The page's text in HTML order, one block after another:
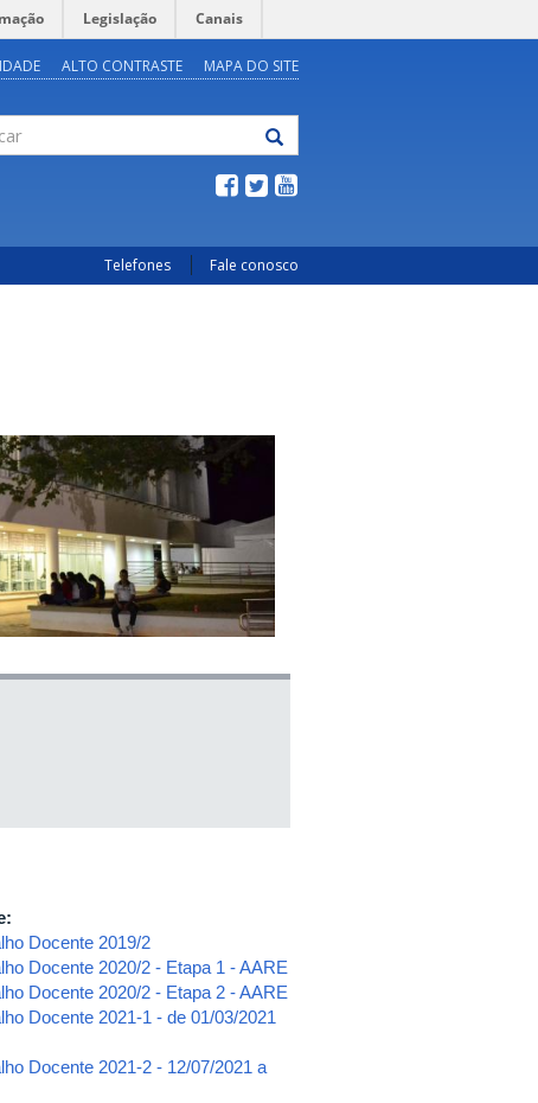
Legislação Canais
ALTO CONTRASTE MAPA DO SITE
Telefones Fale conosco
Docente 2019/2
Docente 2020/2 - Etapa 1 - AARE
Docente 2020/2 - Etapa 2 - AARE
Docente 2021-1 - de 01/03/2021
Docente 2021-2 - 12/07/2021 a